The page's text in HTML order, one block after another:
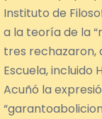
Instituto de
a la teoría de la
tres rechazaron,
Escuela, incluido
Acuñó la